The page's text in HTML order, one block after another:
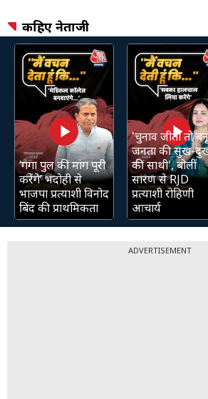
कहिए नेताजी
‘गंगा पुल की मांग पूरी
करेंगे’ भदोही से
भाजपा प्रत्याशी विनोद
बिंद की प्राथमिकता
'चुनाव जीती तो
जनता की सुख-
की साथी', बोलीं
सारण से RJD
प्रत्याशी रोहिणी
आचार्य
ADVERTISEMENT